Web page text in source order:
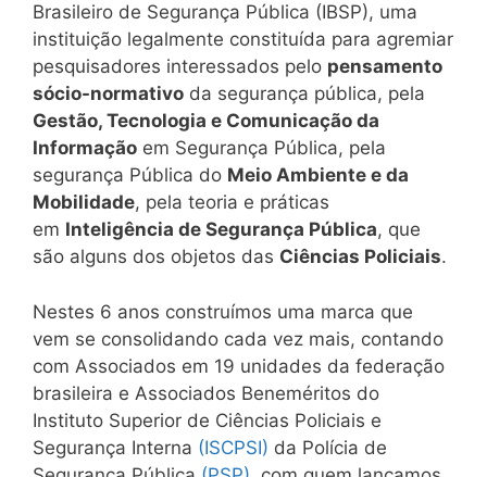
Brasileiro de Segurança Pública (IBSP), uma
instituição legalmente constituída para agremiar
pesquisadores interessados pelo pensamento
sócio-normativo da segurança pública, pela
Gestão, Tecnologia e Comunicação da
Informação em Segurança Pública, pela
segurança Pública do Meio Ambiente e da
Mobilidade, pela teoria e práticas
em Inteligência de Segurança Pública, que
são alguns dos objetos das Ciências Policiais.
Nestes 6 anos construímos uma marca que
vem se consolidando cada vez mais, contando
com Associados em 19 unidades da federação
brasileira e Associados Beneméritos do
Instituto Superior de Ciências Policiais e
Segurança Interna (ISCPSI) da Polícia de